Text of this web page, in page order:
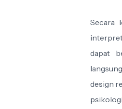
Secara
dapat
design